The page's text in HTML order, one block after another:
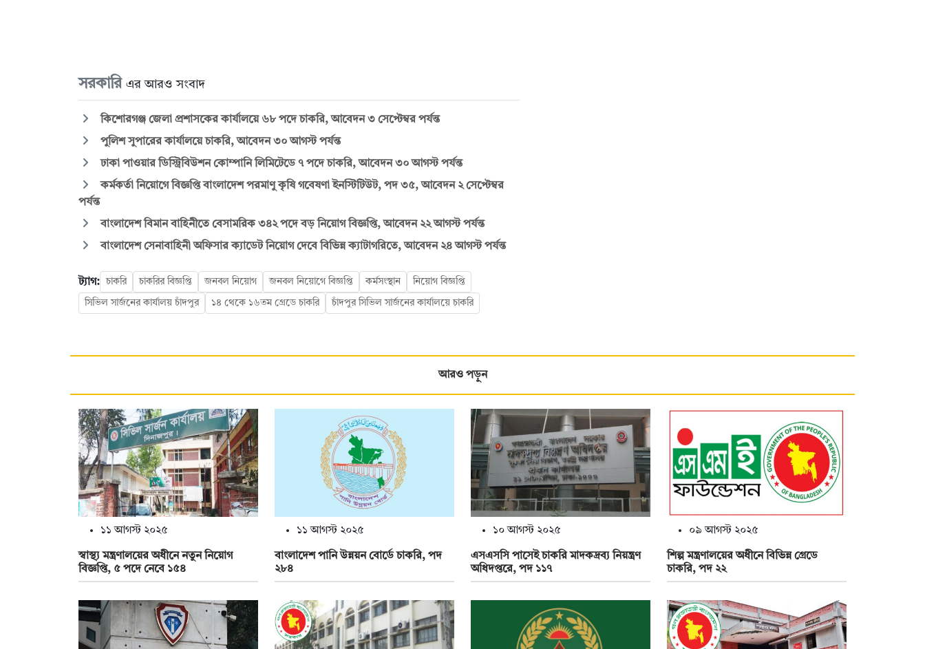
সরকারি এর আরও সংবাদ
কিশোরগঞ্জ জেলা প্রশাসকের কার্যালয়ে ৬৮ পদে চাকরি, আবেদন ৩ সেপ্টেম্বর পর্যন্ত
পুলিশ সুপারের কার্যালয়ে চাকরি, আবেদন ৩০ আগস্ট পর্যন্ত
ঢাকা পাওয়ার ডিস্ট্রিবিউশন কোম্পানি লিমিটেডে ৭ পদে চাকরি, আবেদন ৩০ আগস্ট পর্যন্ত
কর্মকর্তা নিয়োগে বিজ্ঞপ্তি বাংলাদেশ পরমাণু কৃষি গবেষণা ইনস্টিটিউট, পদ ৩৫, আবেদন ২ সেপ্টেম্বর
পর্যন্ত
বাংলাদেশ বিমান বাহিনীতে বেসামরিক ৩৪২ পদে বড় নিয়োগ বিজ্ঞপ্তি, আবেদন ২২ আগস্ট পর্যন্ত
বাংলাদেশ সেনাবাহিনী অফিসার ক্যাডেট নিয়োগ দেবে বিভিন্ন ক্যাটাগরিতে, আবেদন ২৪ আগস্ট পর্যন্ত
ট্যাগ: চাকরি চাকরির বিজ্ঞপ্তি জনবল নিয়োগ জনবল নিয়োগে বিজ্ঞপ্তি কর্মসংস্থান নিয়োগ বিজ্ঞপ্তি
সিভিল সার্জনের কার্যালয় চাঁদপুর ১৪ থেকে ১৬তম গ্রেডে চাকরি চাঁদপুর সিভিল সার্জনের কার্যালয়ে চাকরি
আরও পড়ুন
১১ আগস্ট ২০২৫
স্বাস্থ্য মন্ত্রণালয়ের অধীনে নতুন নিয়োগ
বিজ্ঞপ্তি, ৫ পদে নেবে ১৫৪
১১ আগস্ট ২০২৫
বাংলাদেশ পানি উন্নয়ন বোর্ডে চাকরি, পদ
২৮৪
১০ আগস্ট ২০২৫
এসএসসি পাসেই চাকরি মাদকদ্রব্য নিয়ন্ত্রণ
অধিদপ্তরে, পদ ১১৭
০৯ আগস্ট ২০২৫
শিল্প মন্ত্রণালয়ের অধীনে বিভিন্ন গ্রেডে
চাকরি, পদ ২২